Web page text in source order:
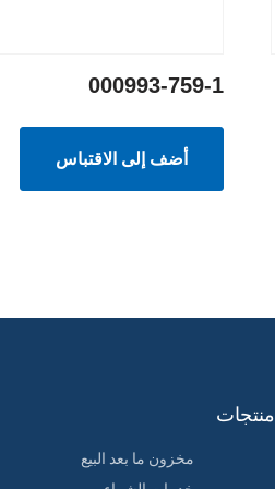
000993-759-1
أضف إلى الاقتباس
منتجات
مخزون ما بعد البيع